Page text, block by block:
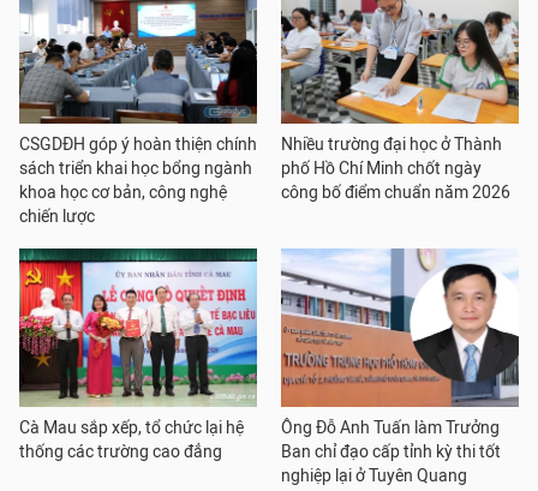
CSGDĐH góp ý hoàn thiện chính
sách triển khai học bổng ngành
khoa học cơ bản, công nghệ
chiến lược
Nhiều trường đại học ở Thành
phố Hồ Chí Minh chốt ngày
công bố điểm chuẩn năm 2026
Cà Mau sắp xếp, tổ chức lại hệ
thống các trường cao đẳng
Ông Đỗ Anh Tuấn làm Trưởng
Ban chỉ đạo cấp tỉnh kỳ thi tốt
nghiệp lại ở Tuyên Quang